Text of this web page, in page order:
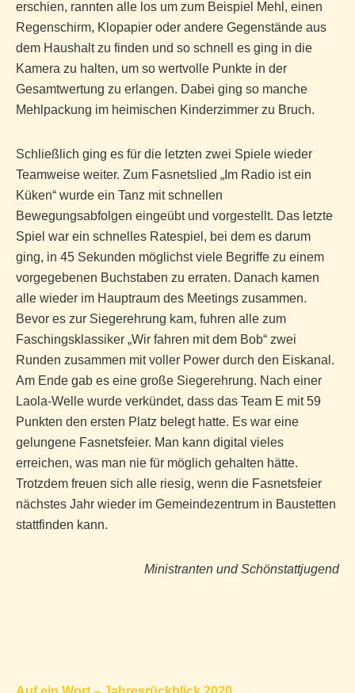
erschien, rannten alle los um zum Beispiel Mehl, einen
Regenschirm, Klopapier oder andere Gegenstände aus
dem Haushalt zu finden und so schnell es ging in die
Kamera zu halten, um so wertvolle Punkte in der
Gesamtwertung zu erlangen. Dabei ging so manche
Mehlpackung im heimischen Kinderzimmer zu Bruch.
Schließlich ging es für die letzten zwei Spiele wieder
Teamweise weiter. Zum Fasnetslied „Im Radio ist ein
Küken“ wurde ein Tanz mit schnellen
Bewegungsabfolgen eingeübt und vorgestellt. Das letzte
Spiel war ein schnelles Ratespiel, bei dem es darum
ging, in 45 Sekunden möglichst viele Begriffe zu einem
vorgegebenen Buchstaben zu erraten. Danach kamen
alle wieder im Hauptraum des Meetings zusammen.
Bevor es zur Siegerehrung kam, fuhren alle zum
Faschingsklassiker „Wir fahren mit dem Bob“ zwei
Runden zusammen mit voller Power durch den Eiskanal.
Am Ende gab es eine große Siegerehrung. Nach einer
Laola-Welle wurde verkündet, dass das Team E mit 59
Punkten den ersten Platz belegt hatte. Es war eine
gelungene Fasnetsfeier. Man kann digital vieles
erreichen, was man nie für möglich gehalten hätte.
Trotzdem freuen sich alle riesig, wenn die Fasnetsfeier
nächstes Jahr wieder im Gemeindezentrum in Baustetten
stattfinden kann.
Ministranten und Schönstattjugend